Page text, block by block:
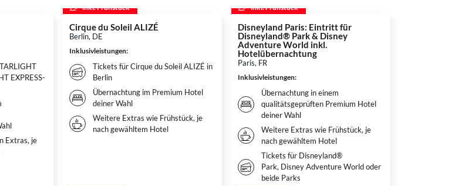
EXPRESS-
Extras, je
inkl. Frühstück
Cirque du Soleil ALIZÉ
Berlin, DE
Inklusivleistungen:
Tickets für Cirque du Soleil ALIZÉ in
Berlin
Übernachtung im Premium Hotel
deiner Wahl
Weitere Extras wie Frühstück, je
nach gewähltem Hotel
inkl. Frühstück
Disneyland Paris: Eintritt für
Disneyland® Park & Disney
Adventure World inkl.
Hotelübernachtung
Paris, FR
Inklusivleistungen:
Übernachtung in einem
qualitätsgeprüften Premium Hotel
deiner Wahl
Weitere Extras wie Frühstück, je
nach gewähltem Hotel
Tickets für Disneyland®
Park, Disney Adventure World oder
beide Parks